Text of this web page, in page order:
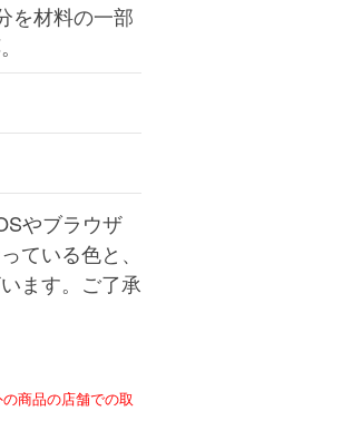
を材料の一部
やブラウザ
ている色と、
ます。ご了承
商品の店舗での取